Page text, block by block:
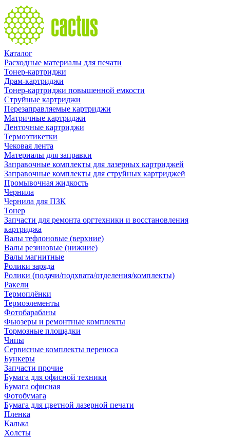
Каталог
Расходные материалы для печати
Тонер-картриджи
Драм-картриджи
Тонер-картриджи повышенной емкости
Струйные картриджи
Перезаправляемые картриджи
Матричные картриджи
Ленточные картриджи
Термоэтикетки
Чековая лента
Материалы для заправки
Заправочные комплекты для лазерных картриджей
Заправочные комплекты для струйных картриджей
Промывочная жидкость
Чернила
Чернила для ПЗК
Тонер
Запчасти для ремонта оргтехники и восстановления
картриджа
Валы тефлоновые (верхние)
Валы резиновые (нижние)
Валы магнитные
Ролики заряда
Ролики (подачи/подхвата/отделения/комплекты)
Ракели
Термоплёнки
Термоэлементы
Фотобарабаны
Фьюзеры и ремонтные комплекты
Тормозные площадки
Чипы
Сервисные комплекты переноса
Бункеры
Запчасти прочие
Бумага для офисной техники
Бумага офисная
Фотобумага
Бумага для цветной лазерной печати
Пленка
Калька
Холсты